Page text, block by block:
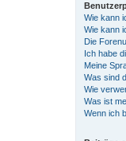
Wie kann
Wie kann
Die
Ich habe
Meine
Was sind
Wie
Was ist
Wenn ich